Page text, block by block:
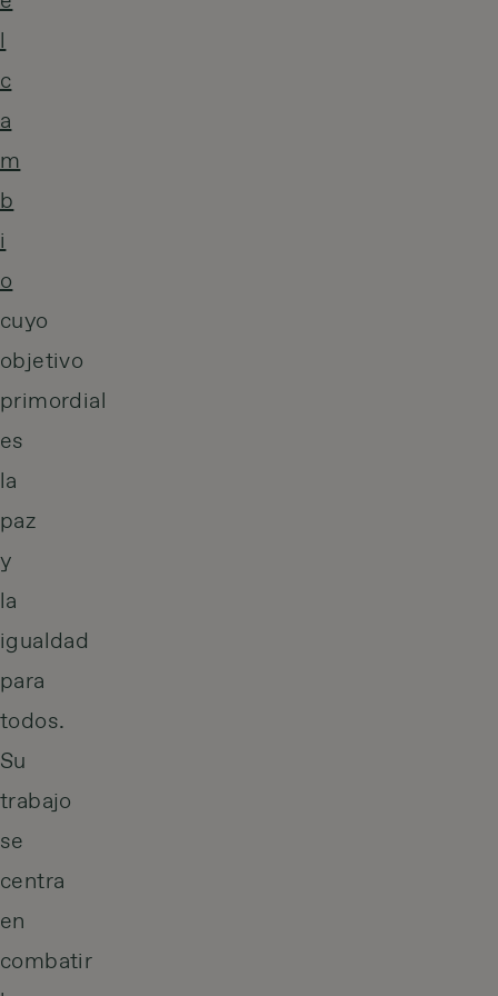
l
c
a
m
b
i
o
cuyo
objetivo
primordial
es
la
paz
y
la
igualdad
para
todos.
Su
trabajo
se
centra
en
combatir